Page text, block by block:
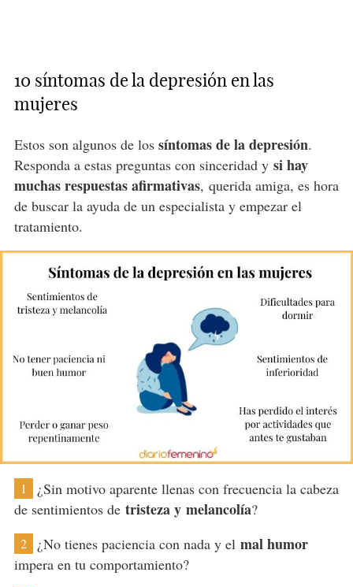
10 síntomas de la depresión en las
mujeres
Estos son algunos de lossíntomas de la depresión.
Responda a estas preguntas con sinceridad y si hay
muchas respuestas afirmativas, querida amiga, es hora
de buscar la ayuda de un especialista y empezar el
tratamiento.
1
¿Sin motivo aparente llenas con frecuencia la cabeza
de sentimientos de tristezay melancolía?
2 ¿No tienes paciencia con nada y el mal humor
impera en tu comportamiento?